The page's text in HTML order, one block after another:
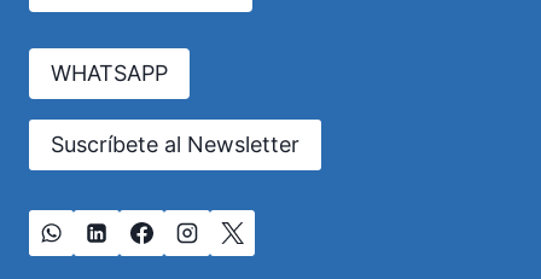
AMÉRICA.
WHATSAPP
Suscríbete al Newsletter